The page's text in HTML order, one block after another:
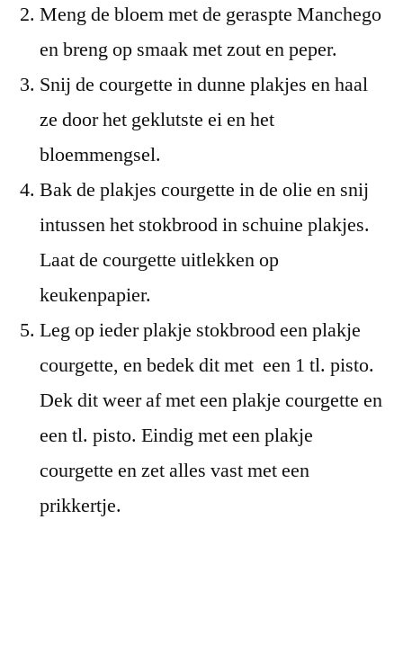
Meng de bloem met de geraspte Manchego
en breng op smaak met zout en peper.
Snij de courgette in dunne plakjes en haal
ze door het geklutste ei en het
bloemmengsel.
Bak de plakjes courgette in de olie en snij
intussen het stokbrood in schuine plakjes.
Laat de courgette uitlekken op
keukenpapier.
Leg op ieder plakje stokbrood een plakje
courgette, en bedek dit met een 1 tl. pisto.
Dek dit weer af met een plakje courgette en
een tl. pisto. Eindig met een plakje
courgette en zet alles vast met een
prikkertje.